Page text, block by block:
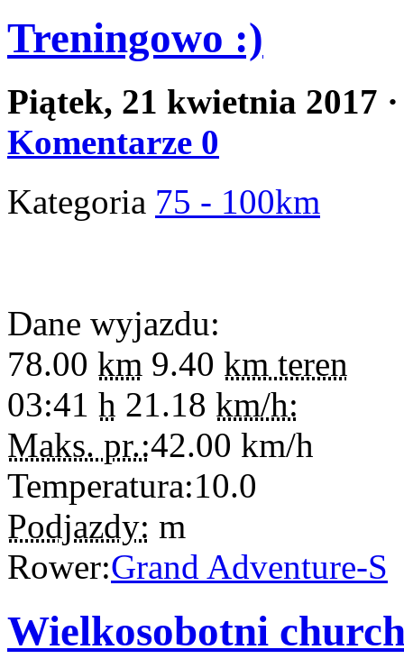
Treningowo :)
Piątek, 21 kwietnia 2017
Komentarze 0
Kategoria 75 - 100km
Dane wyjazdu:
78.00 km 9.40 km teren
03:41 h 21.18 km/h:
Maks. pr.:42.00 km/h
Temperatura:10.0
Podjazdy: m
Rower:Grand Adventure-S
Wielkosobotni